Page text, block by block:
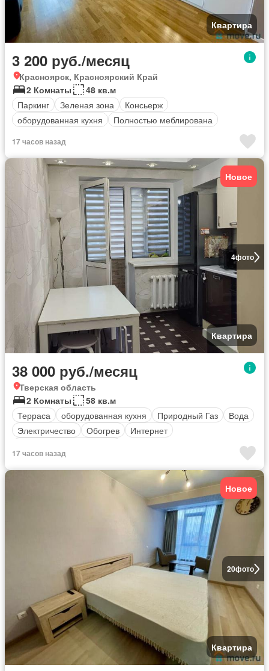
Квартира
3 200 руб./месяц
Красноярск, Красноярский Край
2 Комнаты
48 кв.м
Паркинг
Зеленая зона
Консьерж
оборудованная кухня
Полностью меблирована
17 часов назад
4фото
Новое
Квартира
38 000 руб./месяц
Тверская область
2 Комнаты
58 кв.м
Терраса
оборудованная кухня Природный Газ
Вода
Электричество
Обогрев
Интернет
17 часов назад
20фото
Новое
Квартира